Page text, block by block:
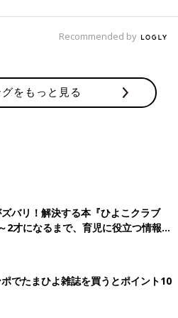
Recommended by
をもっと見る
バリ！解決する本『ひよこクラブ
才になるまで、育児に役立つ情報が
でたまひよ雑誌を買うとポイント10